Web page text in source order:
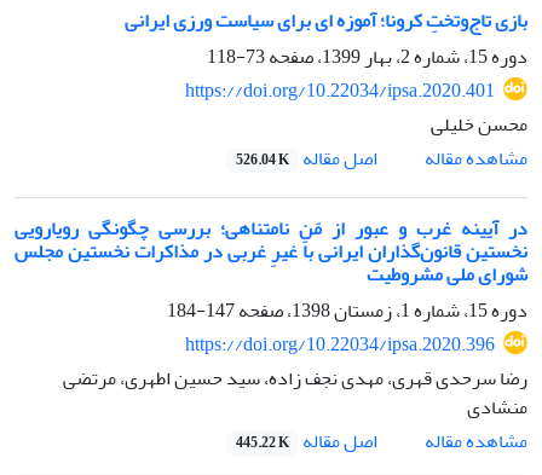
بازی تاج‌وتختِ کرونا؛ آموزه ای برای سیاست ورزی ایرانی
دوره 15، شماره 2، بهار 1399، صفحه
73-118
https://doi.org/10.22034/ipsa.2020.401
محسن خلیلی
مشاهده مقاله
اصل مقاله 526.04 K
در آیینه غرب و عبور از مَنِ نامتناهی؛ بررسی چگونگی رویارویی
نخستین قانون‌گذاران ایرانی با غیرِ غربی در مذاکرات نخستین مجلس
شورای ملی مشروطیت
دوره 15، شماره 1، زمستان 1398، صفحه
147-184
https://doi.org/10.22034/ipsa.2020.396
رضا سرحدی قهری، مهدی نجف زاده، سید حسین اطهری، مرتضی
منشادی
مشاهده مقاله
اصل مقاله 445.22 K